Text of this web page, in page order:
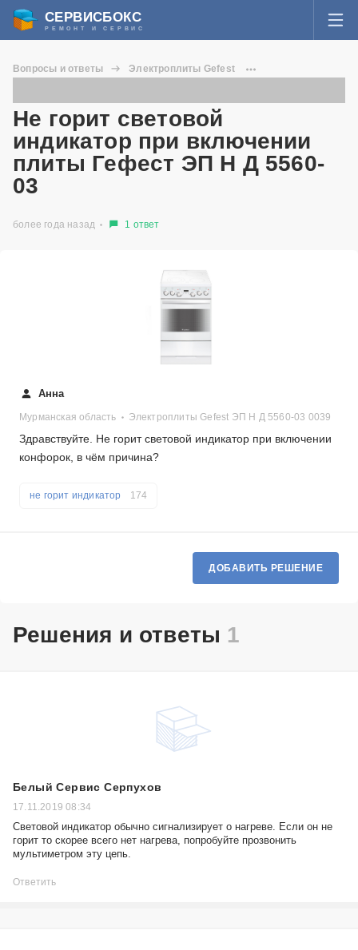
СЕРВИСБОКС
РЕМОНТ И СЕРВИС
Я забыл пароль
Регистрация
ВОПРОСЫ И ОТВЕТЫ
ЗАДАТЬ ВОПРОС МАСТЕРАМ
Вопросы и ответы
Электроплиты Gefest
Не горит световой индикатор при включении плиты Гефест ЭП Н Д
5560-03
Не горит световой
индикатор при включении
плиты Гефест ЭП Н Д 5560-
03
более года назад 1 ответ
Анна
Мурманская область Электроплиты Gefest ЭП Н Д 5560-03 0039
Здравствуйте. Не горит световой индикатор при включении
конфорок, в чём причина?
не горит индикатор 174
ДОБАВИТЬ РЕШЕНИЕ
Решения и ответы 1
Белый Сервис Серпухов
17.11.2019 08:34
Световой индикатор обычно сигнализирует о нагреве. Если он не
горит то скорее всего нет нагрева, попробуйте прозвонить
мультиметром эту цепь.
Ответить